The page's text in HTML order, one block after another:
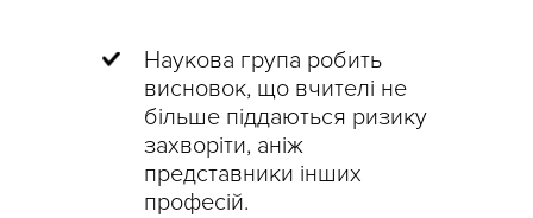
Наукова група робить
висновок, що вчителі не
більше піддаються ризику
захворіти, аніж
представники інших
професій.